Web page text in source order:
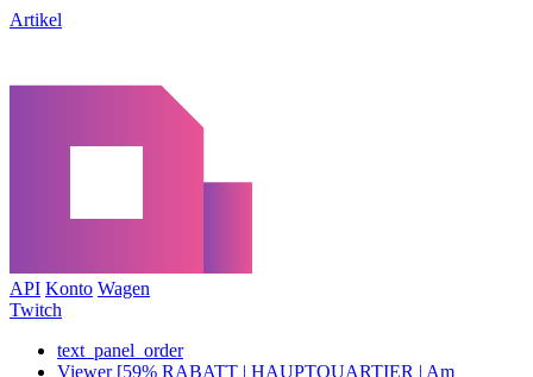
Artikel
API Konto Wagen
Twitch
text_panel_order
Viewer [59% RABATT | HAUPTQUARTIER | Am